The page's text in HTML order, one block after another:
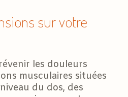
sur votre
les douleurs
musculaires situées
du dos, des